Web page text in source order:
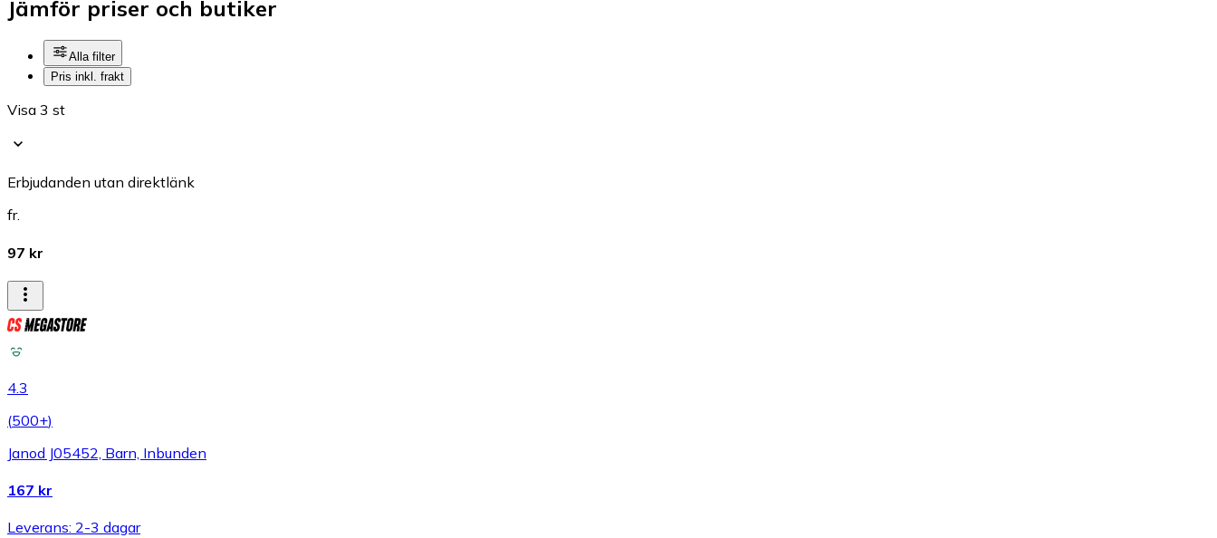
Jämför priser och butiker
Alla filter
Pris inkl. frakt
Visa 3 st
Erbjudanden utan direktlänk
fr.
97 kr
4.3
(500+)
Janod J05452, Barn, Inbunden
167 kr
Leverans: 2-3 dagar